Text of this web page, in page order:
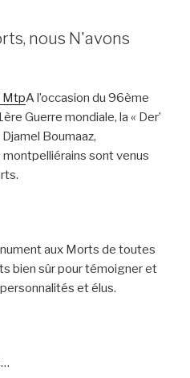
nous N'avons
A l’occasion du 96ème
Guerre mondiale, la « Der’
Boumaaz,
sont venus
aux Morts de toutes
bien sûr pour témoigner et
et élus.